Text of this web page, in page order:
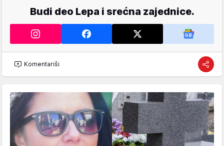
Budi deo Lepa i srećna zajednice.
Komentariši